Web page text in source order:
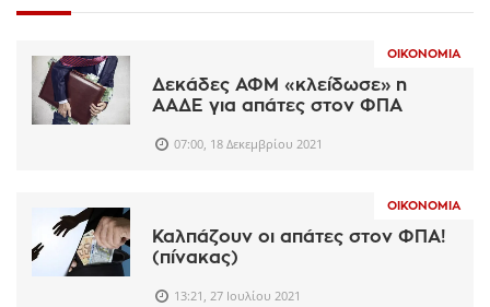
ΟΙΚΟΝΟΜΊΑ
Δεκάδες ΑΦΜ «κλείδωσε» η
ΑΑΔΕ για απάτες στον ΦΠΑ
07:00, 18 Δεκεμβρίου 2021
ΟΙΚΟΝΟΜΊΑ
Καλπάζουν οι απάτες στον ΦΠΑ!
(πίνακας)
13:21, 27 Ιουλίου 2021